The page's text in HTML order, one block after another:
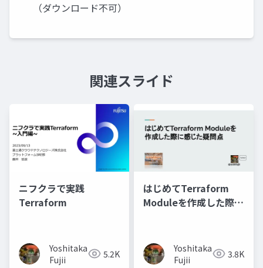
（ダウンロード不可）
関連スライド
ニフクラで実践
Terraform
Yoshitaka
Fujii
5.2K
はじめてTerraform
Moduleを作成した際に
Yoshitaka
Fujii
3.8K